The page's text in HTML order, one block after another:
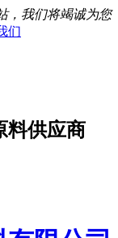
，我们将竭诚为您
们
料供应商